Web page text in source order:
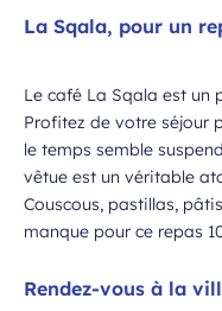
La Sqala, pour un
Le café La Sqala est un
Profitez de votre séjour
le temps semble
vêtue est un véritable
Couscous, pastillas,
manque pour ce repas
Rendez-vous à la